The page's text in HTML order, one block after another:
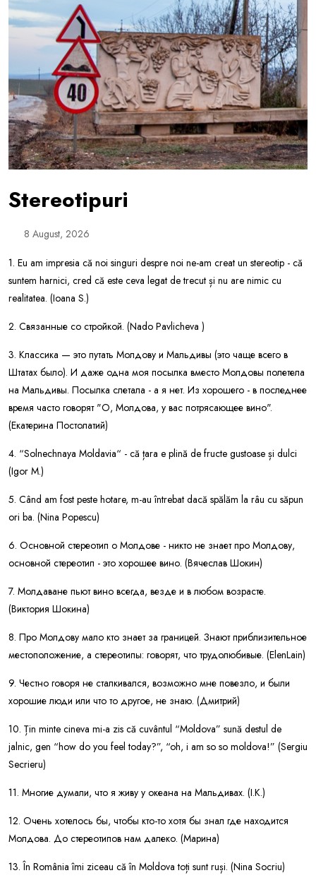
Stereotipuri
8 August, 2026
1. Eu am impresia că noi singuri despre noi ne-am creat un stereotip - că
suntem harnici, cred că este ceva legat de trecut și nu are nimic cu
realitatea. (Ioana S.)
2. Связанные со стройкой. (Nado Pavlicheva )
3. Классика — это путать Молдову и Мальдивы (это чаще всего в
Штатах было). И даже одна моя посылка вместо Молдовы полетела
на Мальдивы. Посылка слетала - а я нет. Из хорошего - в последнее
время часто говорят "О, Молдова, у вас потрясающее вино".
(Екатерина Постолатий)
4. “Solnechnaya Moldavia“ - că țara e plină de fructe gustoase și dulci
(Igor M.)
5. Când am fost peste hotare, m-au întrebat dacă spălăm la râu cu săpun
ori ba. (Nina Popescu)
6. Основной стереотип о Молдове - никто не знает про Молдову,
основной стереотип - это хорошее вино. (Вячеслав Шокин)
7. Молдаване пьют вино всегда, везде и в любом возрасте.
(Виктория Шокина)
8. Про Молдову мало кто знает за границей. Знают приблизительное
местоположение, а стереотипы: говорят, что трудолюбивые. (ElenLain)
9. Честно говоря не сталкивался, возможно мне повезло, и были
хорошие люди или что то другое, не знаю. (Дмитрий)
10. Țin minte cineva mi-a zis că cuvântul “Moldova” sună destul de
jalnic, gen “how do you feel today?”, “oh, i am so so moldova!” (Sergiu
Secrieru)
11. Многие думали, что я живу у океана на Мальдивах. (I.K.)
12. Очень хотелось бы, чтобы кто-то хотя бы знал где находится
Молдова. До стереотипов нам далеко. (Марина)
13. În România îmi ziceau că în Moldova toți sunt ruși. (Nina Socriu)